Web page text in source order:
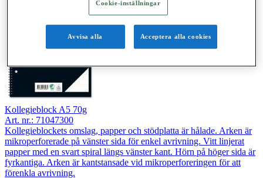
Kollegieblock A5 70g
Art. nr.: 71047300
Kollegieblockets omslag, papper och stödplatta är hålade. Arken är
mikroperforerade på vänster sida för enkel avrivning. Vitt linjerat
papper med en svart spiral längs vänster kant. Hörn på höger sida är
fyrkantiga. Arken är kantstansade vid mikroperforeringen för att
förenkla avrivning.
Cookie-inställningar
Avvisa alla Acceptera alla cookies